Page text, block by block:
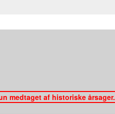
medtaget af historiske årsager.